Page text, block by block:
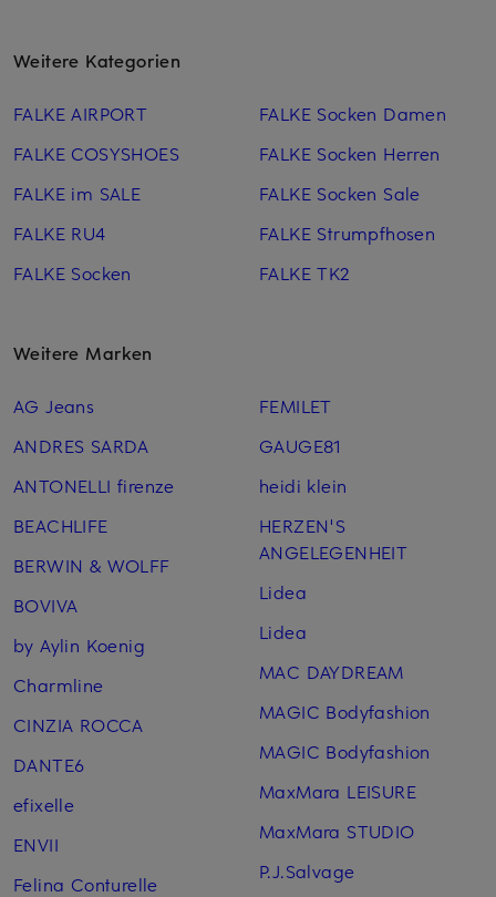
Weitere Kategorien
FALKE AIRPORT
FALKE COSYSHOES
FALKE im SALE
FALKE RU4
FALKE Socken
FALKE Socken Damen
FALKE Socken Herren
FALKE Socken Sale
FALKE Strumpfhosen
FALKE TK2
Weitere Marken
AG Jeans
ANDRES SARDA
ANTONELLI firenze
BEACHLIFE
BERWIN & WOLFF
BOVIVA
by Aylin Koenig
Charmline
CINZIA ROCCA
DANTE6
efixelle
ENVII
Felina Conturelle
FEMILET
GAUGE81
heidi klein
HERZEN'S
ANGELEGENHEIT
Lidea
Lidea
MAC DAYDREAM
MAGIC Bodyfashion
MAGIC Bodyfashion
MaxMara LEISURE
MaxMara STUDIO
P.J.Salvage